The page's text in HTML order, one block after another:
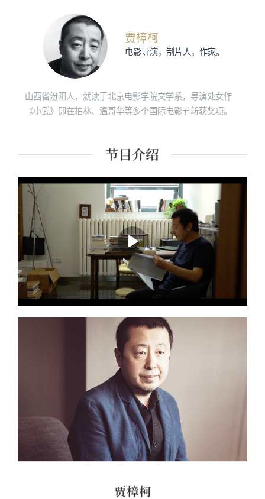
贾樟柯
电影导演，制片人，作家。
山西省汾阳人，就读于北京电影学院文学系，导演处女作
《小武》即在柏林、温哥华等多个国际电影节斩获奖项。